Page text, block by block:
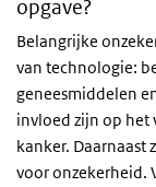
opgave?
Belangrijke
van technologie:
geneesmiddelen
invloed zijn op het
kanker.
voor onzekerheid.